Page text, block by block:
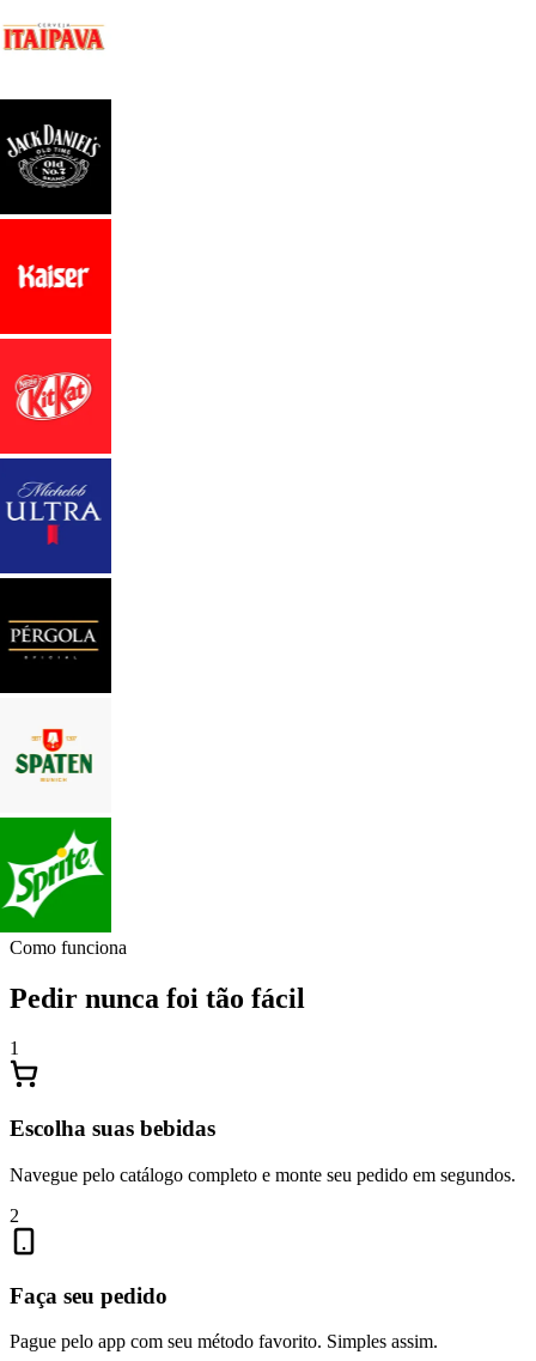
Como funciona
Pedir nunca foi tão fácil
1
Escolha suas bebidas
Navegue pelo catálogo completo e monte seu pedido em segundos.
2
Faça seu pedido
Pague pelo app com seu método favorito. Simples assim.